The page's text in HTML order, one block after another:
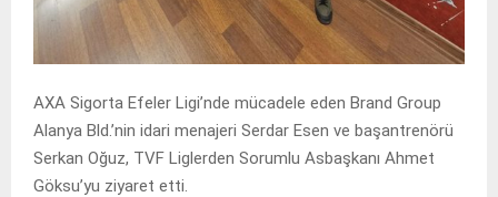
AXA Sigorta Efeler Ligi’nde mücadele eden Brand Group
Alanya Bld.’nin idari menajeri Serdar Esen ve başantrenörü
Serkan Oğuz, TVF Liglerden Sorumlu Asbaşkanı Ahmet
Göksu’yu ziyaret etti.